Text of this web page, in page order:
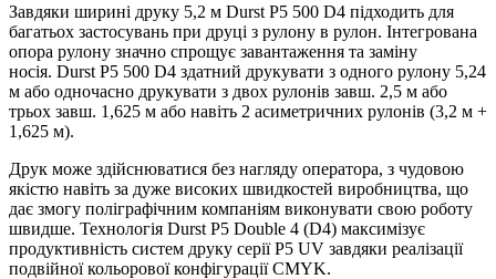
Завдяки ширині друку 5,2 м Durst P5 500 D4 підходить для
багатьох застосувань при друці з рулону в рулон. Інтегрована
опора рулону значно спрощує завантаження та заміну
носія. Durst P5 500 D4 здатний друкувати з одного рулону 5,24
м або одночасно друкувати з двох рулонів завш. 2,5 м або
трьох завш. 1,625 м або навіть 2 асиметричних рулонів (3,2 м +
1,625 м).
Друк може здійснюватися без нагляду оператора, з чудовою
якістю навіть за дуже високих швидкостей виробництва, що
дає змогу поліграфічним компаніям виконувати свою роботу
швидше. Технологія Durst P5 Double 4 (D4) максимізує
продуктивність систем друку серії P5 UV завдяки реалізації
подвійної кольорової конфігурації CMYK.